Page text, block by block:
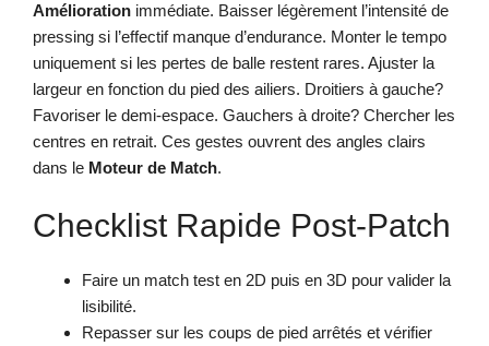
Amélioration immédiate. Baisser légèrement l’intensité de
pressing si l’effectif manque d’endurance. Monter le tempo
uniquement si les pertes de balle restent rares. Ajuster la
largeur en fonction du pied des ailiers. Droitiers à gauche?
Favoriser le demi-espace. Gauchers à droite? Chercher les
centres en retrait. Ces gestes ouvrent des angles clairs
dans le Moteur de Match.
Checklist Rapide Post-Patch
Faire un match test en 2D puis en 3D pour valider la
lisibilité.
Repasser sur les coups de pied arrêtés et vérifier